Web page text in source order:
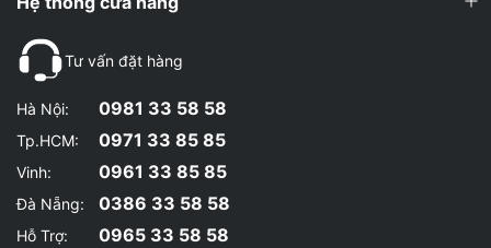
Tư vấn đặt hàng
Hà Nội: 0981 33 58 58
Tp.HCM: 0971 33 85 85
Vinh: 0961 33 85 85
Đà Nẵng: 0386 33 58 58
Hỗ Trợ: 0965 33 58 58